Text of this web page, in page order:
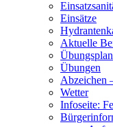
Einsätze
Aktuelle
Übungsplan
Übungen
Abzeichen
Wetter
Infoseite: